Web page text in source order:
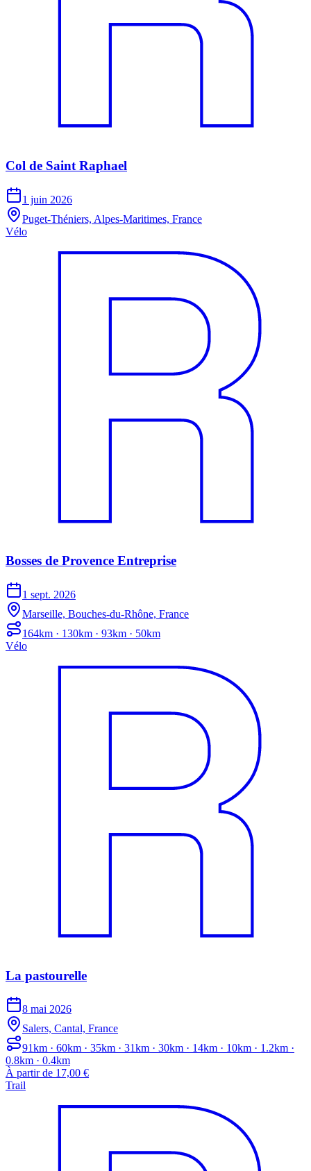
Col de Saint Raphael
1 juin 2026
Puget-Théniers, Alpes-Maritimes, France
Vélo
Bosses de Provence Entreprise
1 sept. 2026
Marseille, Bouches-du-Rhône, France
164km · 130km · 93km · 50km
Vélo
La pastourelle
8 mai 2026
Salers, Cantal, France
91km · 60km · 35km · 31km · 30km · 14km · 10km · 1.2km ·
0.8km · 0.4km
À partir de 17,00 €
Trail